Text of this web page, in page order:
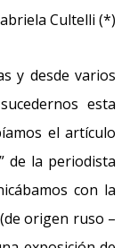
Cultelli (*)
y desde varios
esta
el artículo
de la periodista
con la
origen ruso –